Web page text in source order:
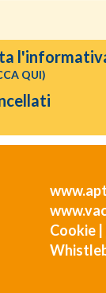
QUI)
Cookie|